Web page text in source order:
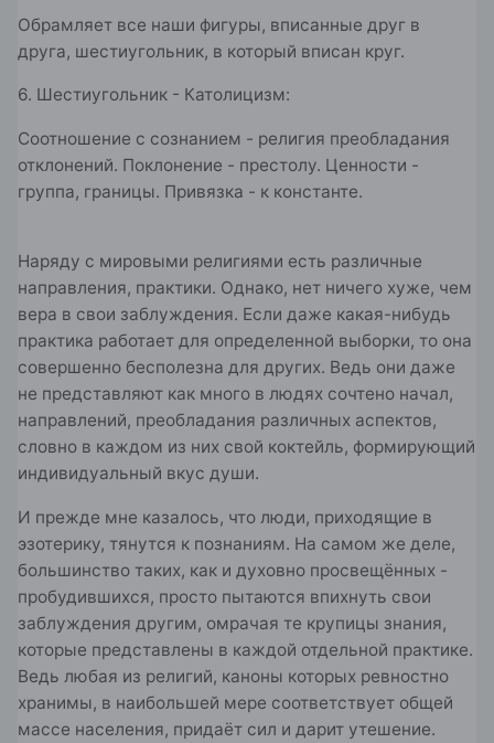
Обрамляет все наши фигуры, вписанные друг в
друга, шестиугольник, в который вписан круг.
6. Шестиугольник - Католицизм:
Соотношение с сознанием - религия преобладания
отклонений. Поклонение - престолу. Ценности -
группа, границы. Привязка - к константе.
Наряду с мировыми религиями есть различные
направления, практики. Однако, нет ничего хуже, чем
вера в свои заблуждения. Если даже какая-нибудь
практика работает для определенной выборки, то она
совершенно бесполезна для других. Ведь они даже
не представляют как много в людях сочтено начал,
направлений, преобладания различных аспектов,
словно в каждом из них свой коктейль, формирующий
индивидуальный вкус души.
И прежде мне казалось, что люди, приходящие в
эзотерику, тянутся к познаниям. На самом же деле,
большинство таких, как и духовно просвещённых -
пробудившихся, просто пытаются впихнуть свои
заблуждения другим, омрачая те крупицы знания,
которые представлены в каждой отдельной практике.
Ведь любая из религий, каноны которых ревностно
хранимы, в наибольшей мере соответствует общей
массе населения, придаёт сил и дарит утешение.